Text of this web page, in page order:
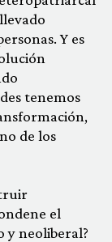
Y es
tenemos
de los
el
y neoliberal?